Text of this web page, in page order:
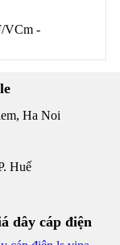
VCm -
Ha Noi
Huế
dây cáp điện